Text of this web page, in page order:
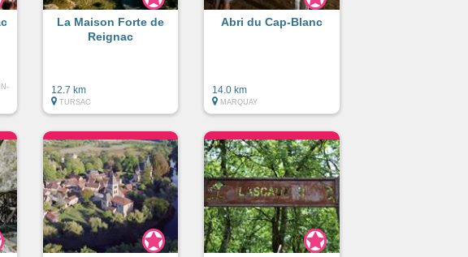
La Maison Forte de
Reignac
12.7 km
TURSAC
Abri du Cap-Blanc
14.0 km
MARQUAY